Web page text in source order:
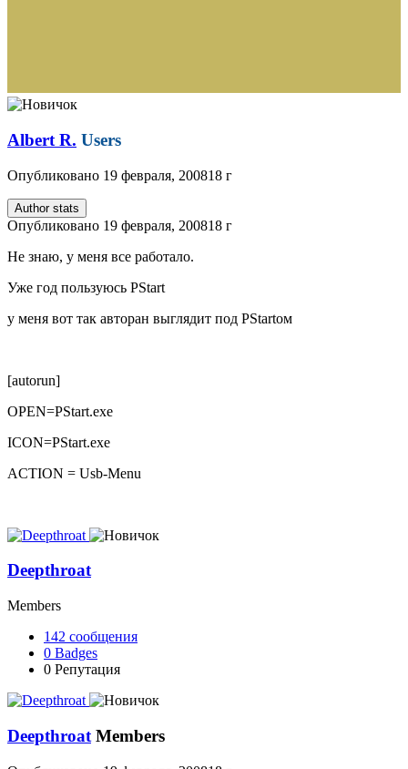
Albert R. Users
Опубликовано 19 февраля, 200818 г
Author stats
Опубликовано 19 февраля, 200818 г
Не знаю, у меня все работало.
Уже год пользуюсь PStart
у меня вот так авторан выглядит под PStartом
[autorun]
OPEN=PStart.exe
ICON=PStart.exe
ACTION = Usb-Menu
Deepthroat
Members
142 сообщения
0 Badges
0 Репутация
Deepthroat Members